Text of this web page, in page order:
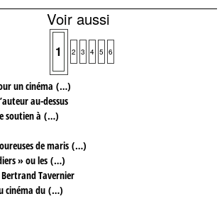
Voir aussi
1 2 3 4 5 6
un cinéma (…)
au-dessus
soutien à (…)
de maris (…)
» ou les (…)
Tavernier
cinéma du (…)